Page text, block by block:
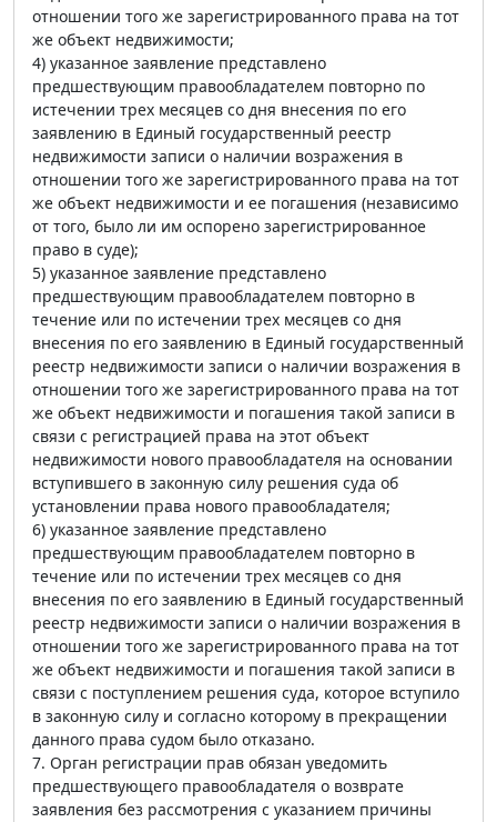
отношении того же зарегистрированного права на тот
же объект недвижимости;
4) указанное заявление представлено
предшествующим правообладателем повторно по
истечении трех месяцев со дня внесения по его
заявлению в Единый государственный реестр
недвижимости записи о наличии возражения в
отношении того же зарегистрированного права на тот
же объект недвижимости и ее погашения (независимо
от того, было ли им оспорено зарегистрированное
право в суде);
5) указанное заявление представлено
предшествующим правообладателем повторно в
течение или по истечении трех месяцев со дня
внесения по его заявлению в Единый государственный
реестр недвижимости записи о наличии возражения в
отношении того же зарегистрированного права на тот
же объект недвижимости и погашения такой записи в
связи с регистрацией права на этот объект
недвижимости нового правообладателя на основании
вступившего в законную силу решения суда об
установлении права нового правообладателя;
6) указанное заявление представлено
предшествующим правообладателем повторно в
течение или по истечении трех месяцев со дня
внесения по его заявлению в Единый государственный
реестр недвижимости записи о наличии возражения в
отношении того же зарегистрированного права на тот
же объект недвижимости и погашения такой записи в
связи с поступлением решения суда, которое вступило
в законную силу и согласно которому в прекращении
данного права судом было отказано.
7. Орган регистрации прав обязан уведомить
предшествующего правообладателя о возврате
заявления без рассмотрения с указанием причины